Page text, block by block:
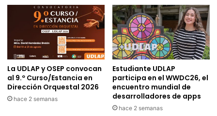
La UDLAP y OSEP convocan
al 9.º Curso/Estancia en
Dirección Orquestal 2026
hace 2 semanas
Estudiante UDLAP
participa en el WWDC26, el
encuentro mundial de
desarrolladores de apps
hace 2 semanas